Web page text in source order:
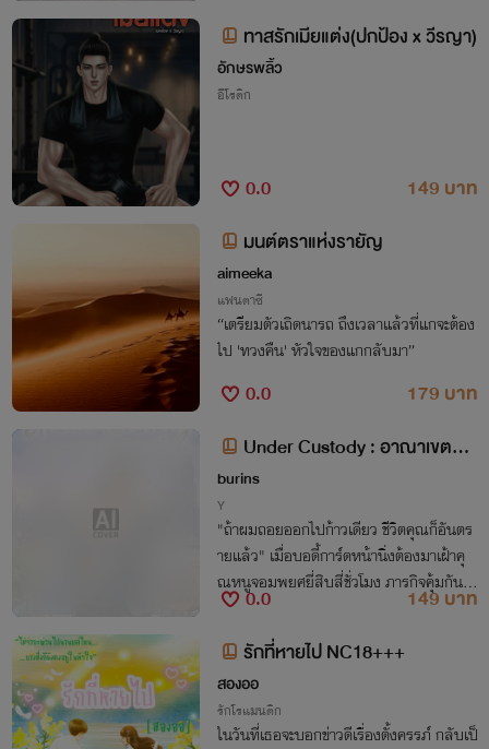
ทาสรักเมียแต่ง(ปกป้อง x วีรญา)
อักษรพลิ้ว
อีโรติก
0.0
149 บาท
มนต์ตราแห่งรายัญ
aimeeka
แฟนตาซี
“เตรียมตัวเถิดนารถ ถึงเวลาแล้วที่แกจะต้อง
ไป 'ทวงคืน' หัวใจของแกกลับมา”
0.0
179 บาท
Under Custody : อาณาเขตหว
งห้ามของบอดี้การ์ด
burins
Y
"ถ้าผมถอยออกไปก้าวเดียว ชีวิตคุณก็อันตร
ายแล้ว" เมื่อบอดี้การ์ดหน้านิ่งต้องมาเฝ้าคุ
ณหนูจอมพยศยี่สิบสี่ชั่วโมง ภารกิจคุ้มกันที่
แฝงไปด้วยความหวงก้างจึงเริ่มต้นขึ้น
0.0
149 บาท
รักที่หายไป NC18+++
สองออ
รักโรแมนติก
ในวันที่เธอจะบอกข่าวดีเรื่องตั้งครรภ์ กลับเป็